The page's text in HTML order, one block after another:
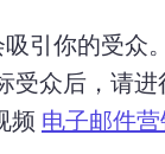
引你的受众。
new tab)
受众后，请
频 电子邮件